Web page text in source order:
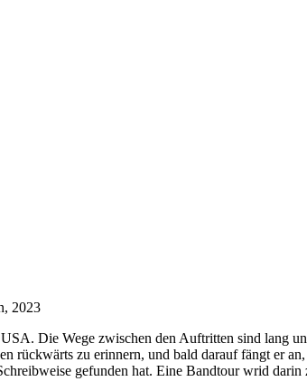
2023
Die Wege zwischen den Auftritten sind lang
rückwärts zu erinnern, und bald darauf fängt er
gefunden hat. Eine Bandtour wrid darin